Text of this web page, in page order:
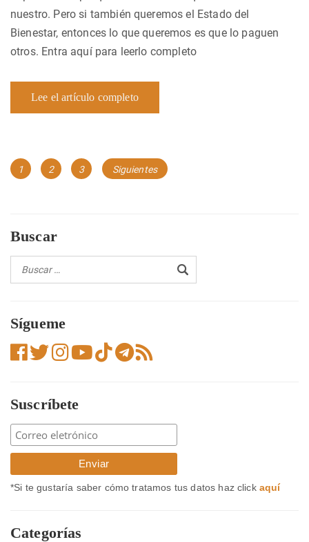
nuestro. Pero si también queremos el Estado del
Bienestar, entonces lo que queremos es que lo paguen
otros. Entra aquí para leerlo completo
Lee el artículo completo
Navegación
entradas
Página
1 Página
2 Página
3 Siguientes
Buscar
Sígueme
Suscríbete
*Si te gustaría saber cómo tratamos tus datos haz click aquí
Categorías